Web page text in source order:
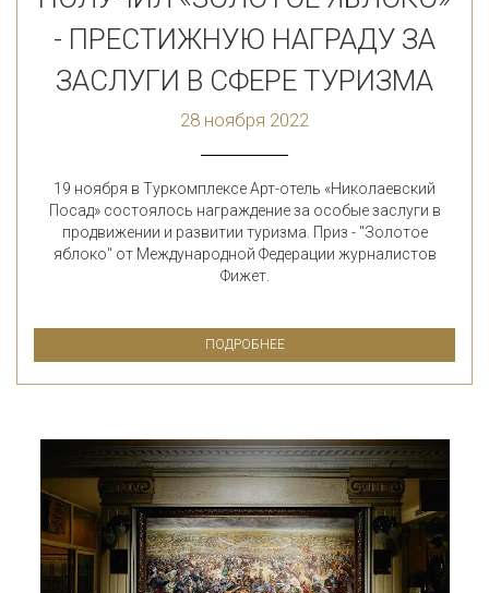
- ПРЕСТИЖНУЮ НАГРАДУ ЗА
ЗАСЛУГИ В СФЕРЕ ТУРИЗМА
28 ноября 2022
19 ноября в Туркомплексе Арт-отель «Николаевский
Посад» состоялось награждение за особые заслуги в
продвижении и развитии туризма. Приз - "Золотое
яблоко" от Международной Федерации журналистов
Фижет.
ПОДРОБНЕЕ